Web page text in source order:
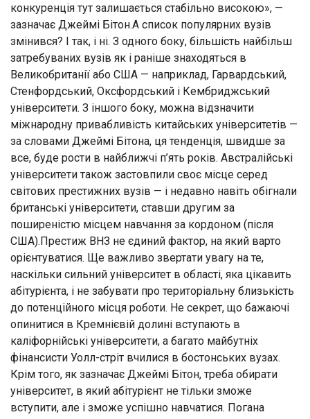
конкуренція тут залишається стабільно високою», —
зазначає Джеймі Бітон.А список популярних вузів
змінився? І так, і ні. З одного боку, більшість найбільш
затребуваних вузів як і раніше знаходяться в
Великобританії або США — наприклад, Гарвардський,
Стенфордський, Оксфордський і Кембриджський
університети. З іншого боку, можна відзначити
міжнародну привабливість китайських університетів —
за словами Джеймі Бітона, ця тенденція, швидше за
все, буде рости в найближчі п’ять років. Австралійські
університети також застовпили своє місце серед
світових престижних вузів — і недавно навіть обігнали
британські університети, ставши другим за
поширеністю місцем навчання за кордоном (після
США).Престиж ВНЗ не єдиний фактор, на який варто
орієнтуватися. Ще важливо звертати увагу на те,
наскільки сильний університет в області, яка цікавить
абітурієнта, і не забувати про територіальну близькість
до потенційного місця роботи. Не секрет, що бажаючі
опинитися в Кремнієвій долині вступають в
каліфорнійські університети, а багато майбутніх
фінансисти Уолл-стріт вчилися в бостонських вузах.
Крім того, як зазначає Джеймі Бітон, треба обирати
університет, в який абітурієнт не тільки зможе
вступити, але і зможе успішно навчатися. Погана